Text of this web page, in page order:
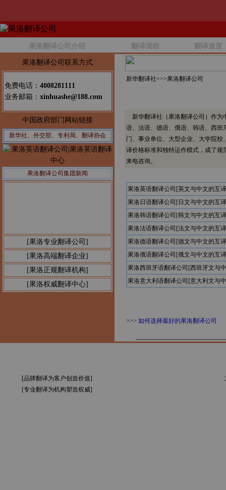
果洛翻译公司介绍 翻译流程 翻译速度
果洛翻译公司联系方式
免费电话： 4008281111
业务邮箱： xinhuashe@188.com
中国政府部门网站链接
新华社、外交部、专利局、翻译协会
果洛翻译公司集团新闻
公告1：[果洛专业翻译公司]
[果洛高端翻译企业]
[果洛正规翻译机构]
[果洛权威翻译中心]
新华翻译社>>>果洛翻译公司
新华翻译社（果洛翻译公司）作为
语、法语、德语、俄语、韩语、西
门、事业单位、大型企业、大学院
译价格标准和独特运作模式，成了
来电咨询。
果洛英语翻译公司[英文与中文的互
果洛日语翻译公司[日文与中文的互
果洛韩语翻译公司[韩文与中文的互
果洛法语翻译公司[法文与中文的互
果洛德语翻译公司[德文与中文的互
果洛俄语翻译公司[俄文与中文的互
果洛西班牙语翻译公司[西班牙文与
果洛意大利语翻译公司[意大利文与
>>> 如何选择最好的果洛翻译公司
[品牌翻译为客户创造价值]
[专业翻译为机构塑造权威]